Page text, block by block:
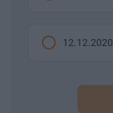
12.12.2020